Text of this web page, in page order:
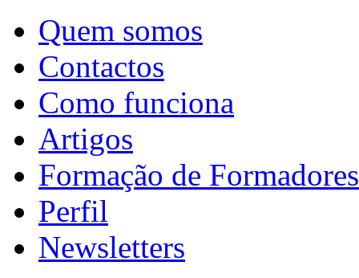
Quem somos
Contactos
Como funciona
Artigos
Formação de Formadores
Perfil
Newsletters